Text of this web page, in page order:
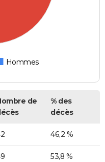
Hommes
de
% des
décès
46,2 %
53,8 %